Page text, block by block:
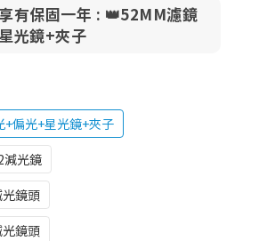
有保固一年 : 👑52MM濾鏡
光鏡+夾子
+偏光+星光鏡+夾子
減光鏡
鏡頭
鏡頭